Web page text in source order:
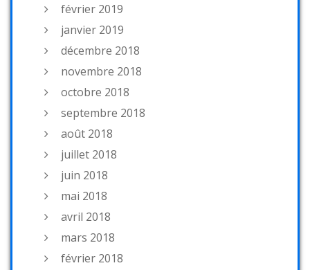
février 2019
janvier 2019
décembre 2018
novembre 2018
octobre 2018
septembre 2018
août 2018
juillet 2018
juin 2018
mai 2018
avril 2018
mars 2018
février 2018